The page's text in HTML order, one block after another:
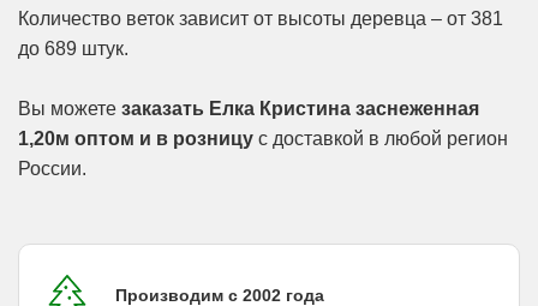
Количество веток зависит от высоты деревца – от 381
до 689 штук.
Вы можете заказать Елка Кристина заснеженная
1,20м оптом и в розницу с доставкой в любой регион
России.
Производим с 2002 года